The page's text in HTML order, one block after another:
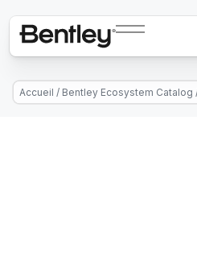
Accueil / Bentley Ecosystem Catalog